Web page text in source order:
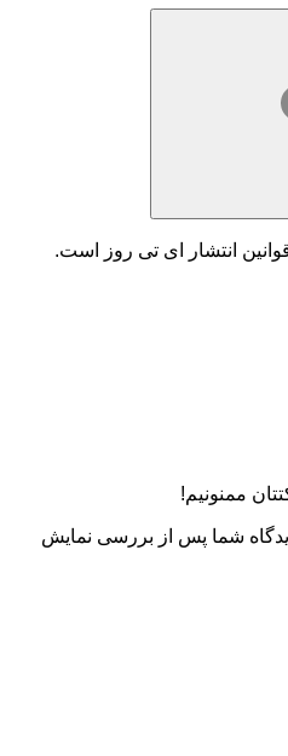
انتشار ای تی روز است.
ممنونیم!
شما پس از بررسی نمایش